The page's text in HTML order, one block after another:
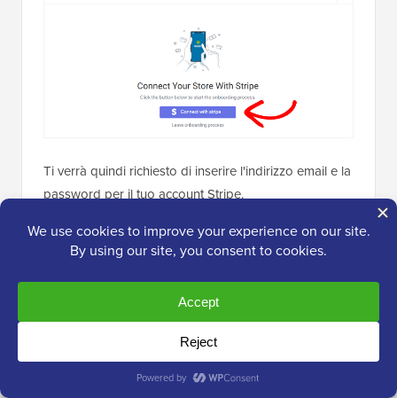
Ti verrà quindi richiesto di inserire l'indirizzo email e la
password per il tuo account Stripe.
Dopo di che, fai clic sul pulsante ‘Log in’ per
continuare.